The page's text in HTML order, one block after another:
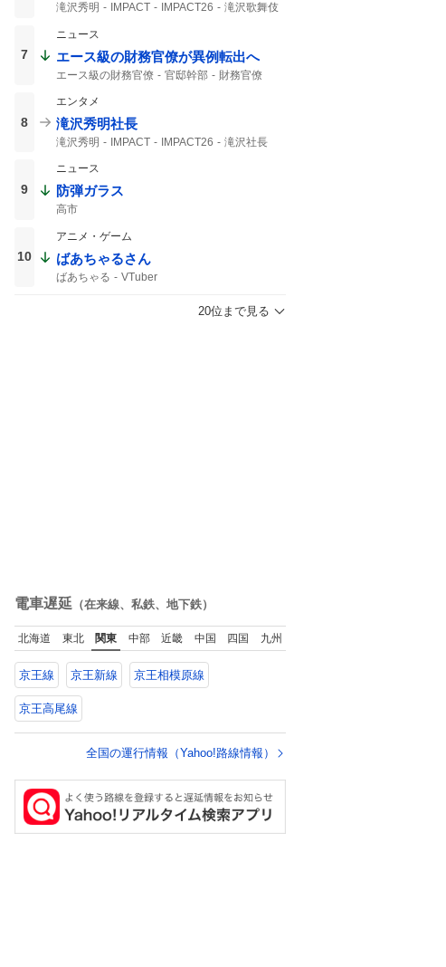
滝沢秀明 IMPACT IMPACT26
滝沢歌舞伎
サンスポ
7
ニュース
エース級の財務官僚が異例転出へ
エース級の財務官僚 官邸幹部 財務官僚
8
エンタメ
滝沢秀明社長
滝沢秀明 IMPACT IMPACT26
滝沢社長
9
ニュース
防弾ガラス
高市
10
アニメ・ゲーム
ばあちゃるさん
ばあちゃる VTuber
20位まで見る
電車遅延 （在来線、私鉄、地下鉄）
北海道 東北 関東 中部 近畿 中国 四国 九州
京王線 京王新線 京王相模原線
京王高尾線
全国の運行情報（Yahoo!路線情報）